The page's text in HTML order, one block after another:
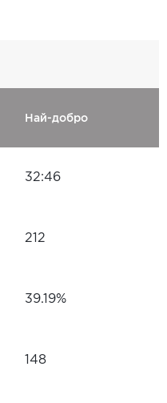
Най-добро
32:46
212
39.19%
148